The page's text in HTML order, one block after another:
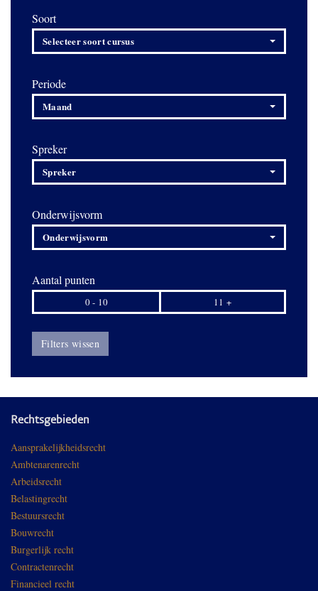
Soort
Selecteer soort cursus
Periode
Maand
Spreker
Spreker
Onderwijsvorm
Onderwijsvorm
Aantal punten
0 - 10 11 +
Filters wissen
Rechtsgebieden
Aansprakelijkheidsrecht
Ambtenarenrecht
Arbeidsrecht
Belastingrecht
Bestuursrecht
Bouwrecht
Burgerlijk recht
Contractenrecht
Financieel recht